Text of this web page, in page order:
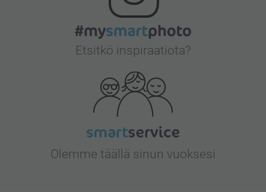
Etsitkö inspiraatiota?
Olemme täällä sinun vuoksesi